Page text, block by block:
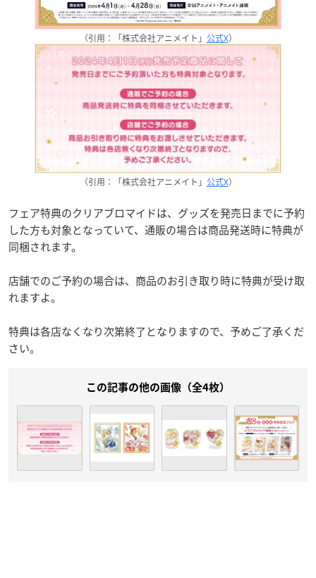
（引用：「株式会社アニメイト」 公式X）
（引用：「株式会社アニメイト」 公式X）
フェア特典のクリアブロマイドは、グッズを発売日までに予約
した方も対象となっていて、通販の場合は商品発送時に特典が
同梱されます。
店舗でのご予約の場合は、商品のお引き取り時に特典が受け取
れますよ。
特典は各店なくなり次第終了となりますので、予めご了承くだ
さい。
この記事の他の画像（全4枚）